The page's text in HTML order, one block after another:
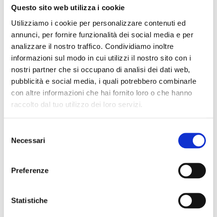
Questo sito web utilizza i cookie
Utilizziamo i cookie per personalizzare contenuti ed
annunci, per fornire funzionalità dei social media e per
analizzare il nostro traffico. Condividiamo inoltre
informazioni sul modo in cui utilizzi il nostro sito con i
nostri partner che si occupano di analisi dei dati web,
pubblicità e social media, i quali potrebbero combinarle
con altre informazioni che hai fornito loro o che hanno
raccolto dal tuo utilizzo dei loro servizi.
delNecessari
Preferenze
Statistiche
Aggiungi al preventivo
Disponibile